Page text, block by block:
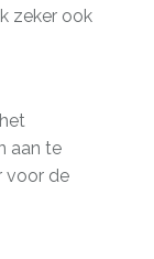
zeker ook
aan te
voor de